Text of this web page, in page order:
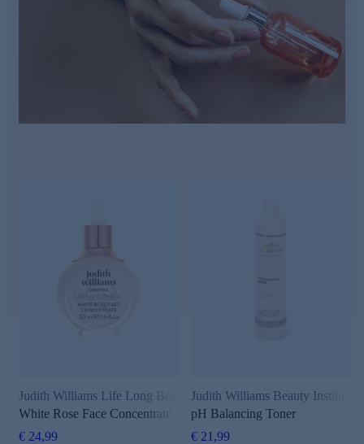
Judith Williams Life Long Beauty
White Rose Face Concentrate
€ 24,99
Judith Williams Beauty Institute
pH Balancing Toner
€ 21,99